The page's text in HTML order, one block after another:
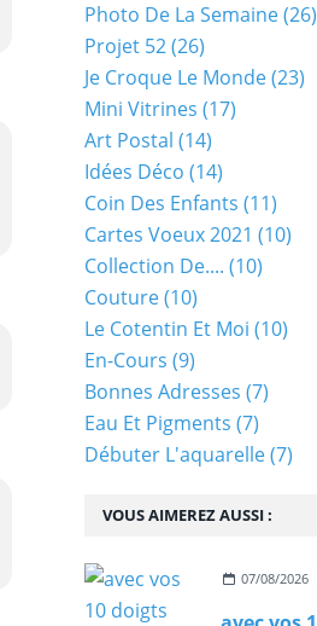
VOUS AIMEREZ AUSSI :
07/08/2026
Photo De La Semaine(26)
Projet 52(26)
Je Croque Le Monde(23)
Mini Vitrines (17)
Art Postal (14)
Idées Déco (14)
Coin Des Enfants (11)
Cartes Voeux 2021 (10)
Collection De.... (10)
Couture(10)
Le Cotentin Et Moi (10)
En-Cours (9)
Bonnes Adresses (7)
Eau Et Pigments (7)
Débuter L'aquarelle(7)